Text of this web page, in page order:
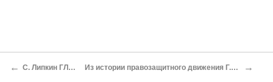
← С. Липкин ГЛАВЫ ИЗ ПОВЕСТИ "ДЕКАДА" (Летописная повесть) Из истории правозащитного движения Г.С. Подъяпольский МОЯ БЕСЕДА С ДИРЕКТОРОМ ИНСТИТУТА ФИЗИКИ ЗЕМЛИ АН СССР АКАДЕМИКОМ М.А. САДОВСКИМ (Лето 1968 года) →